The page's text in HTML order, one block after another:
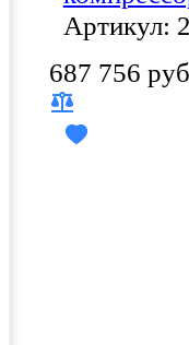
Артикул:
687 756